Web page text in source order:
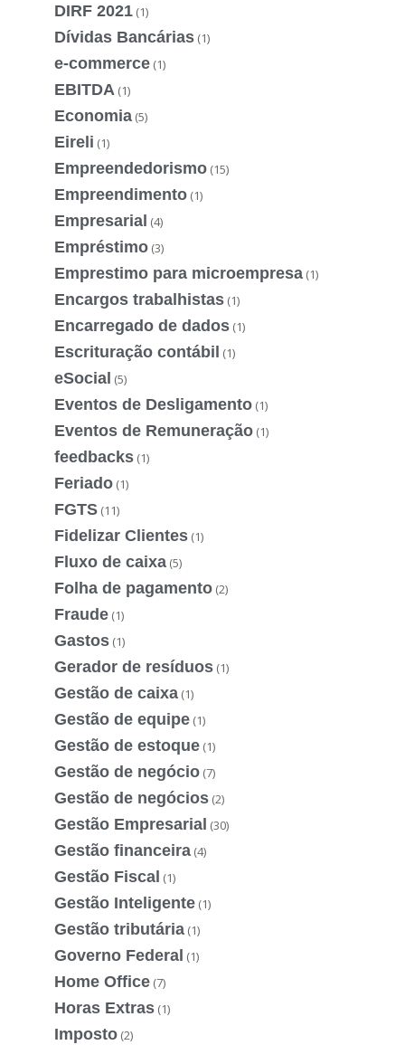
DIRF 2021 (1)
Dívidas Bancárias (1)
e-commerce (1)
EBITDA (1)
Economia (5)
Eireli (1)
Empreendedorismo (15)
Empreendimento (1)
Empresarial (4)
Empréstimo (3)
Emprestimo para microempresa (1)
Encargos trabalhistas (1)
Encarregado de dados (1)
Escrituração contábil (1)
eSocial (5)
Eventos de Desligamento (1)
Eventos de Remuneração (1)
feedbacks (1)
Feriado (1)
FGTS (11)
Fidelizar Clientes (1)
Fluxo de caixa (5)
Folha de pagamento (2)
Fraude (1)
Gastos (1)
Gerador de resíduos (1)
Gestão de caixa (1)
Gestão de equipe (1)
Gestão de estoque (1)
Gestão de negócio (7)
Gestão de negócios (2)
Gestão Empresarial (30)
Gestão financeira (4)
Gestão Fiscal (1)
Gestão Inteligente (1)
Gestão tributária (1)
Governo Federal (1)
Home Office (7)
Horas Extras (1)
Imposto (2)